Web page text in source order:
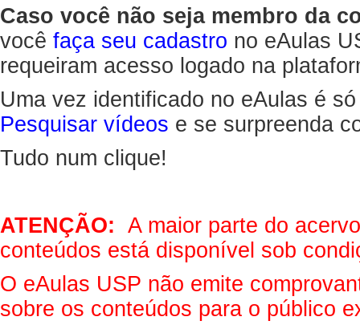
Caso você não seja membro da
você faça seu cadastro no eAulas
requeiram acesso logado na
Uma vez identificado no eAulas é
Pesquisar vídeos e se surpreenda
Tudo num clique!
ATENÇÃO: A maior parte do
conteúdos está disponível sob
O eAulas USP não emite
sobre os conteúdos para o público